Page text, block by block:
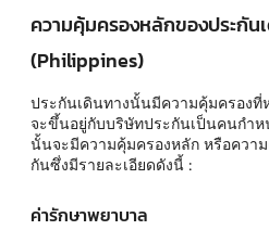
ความคุ้มครองหลักของประกั
(Philippines)
ประกันเดินทางนั้นมีความคุ้มครองที่
จะขึ้นอยู่กับบริษัทประกันเป็นคนกำ
นั้นจะมีความคุ้มครองหลัก หรือควา
กันซึ่งมีรายละเอียดดังนี้ :
ค่ารักษาพยาบาล